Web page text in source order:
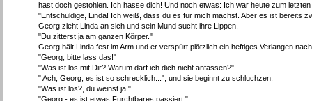
hast doch gestohlen. Ich hasse dich! Und noch etwas: Ich war heute zum
"Entschuldige, Linda! Ich weiß, dass du es für mich machst. Aber es ist bereits
Georg zieht Linda an sich und sein Mund sucht ihre Lippen.
"Du zitterst ja am ganzen Körper."
Georg hält Linda fest im Arm und er verspürt plötzlich ein heftiges Verlangen
"Georg, bitte lass das!"
"Was ist los mit Dir? Warum darf ich dich nicht anfassen?"
" Ach, Georg, es ist so schrecklich...", und sie beginnt zu schluchzen.
"Was ist los?, du weinst ja."
"Georg - es ist etwas Furchtbares passiert."